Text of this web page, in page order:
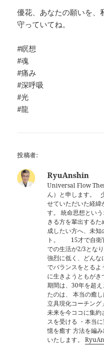
優花、あなたの願いを、
守っていてね。
#瞑想
#魂
#痛み
#深呼吸
#光
#龍
投稿者:
RyuAnshin
Universal Flow
ん）と申します。
せていただいた経緯
す。 統命思想とい
きる方を輩出する
成したい方へ、未
ト。 15才で自衛
での生活が2/3とな
強烈に低く、どん
でバランスをとるよ
に生きようともが
期間は、30年を超
たのは、 本当の癒
立具現化コーチング
未来を今ココに集約
スを受ける ・本当
憶を癒す 方法を編
いたします。